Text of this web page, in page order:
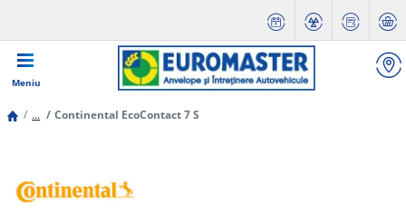
Meniu
... Continental EcoContact 7 S